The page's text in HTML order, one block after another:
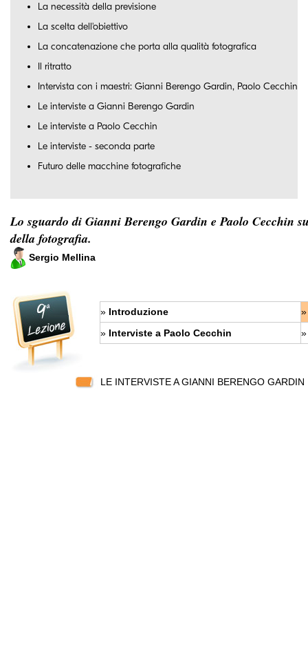
La necessità della previsione
La scelta dell'obiettivo
La concatenazione che porta alla qualità fotografica
Il ritratto
Intervista con i maestri: Gianni Berengo Gardin, Paolo Cecchin
Le interviste a Gianni Berengo Gardin
Le interviste a Paolo Cecchin
Le interviste - seconda parte
Futuro delle macchine fotografiche
Lo sguardo di Gianni Berengo Gardin e Paolo Cecchin
della fotografia.
Sergio Mellina
» Introduzione
»
» Interviste a Paolo Cecchin »
LE INTERVISTE A GIANNI BERENGO GARDIN